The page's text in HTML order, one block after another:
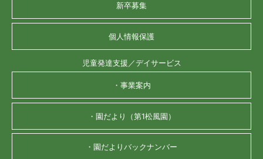
新卒募集
個人情報保護
児童発達支援／デイサービス
・事業案内
・園だより（第1松風園）
・園だよりバックナンバー